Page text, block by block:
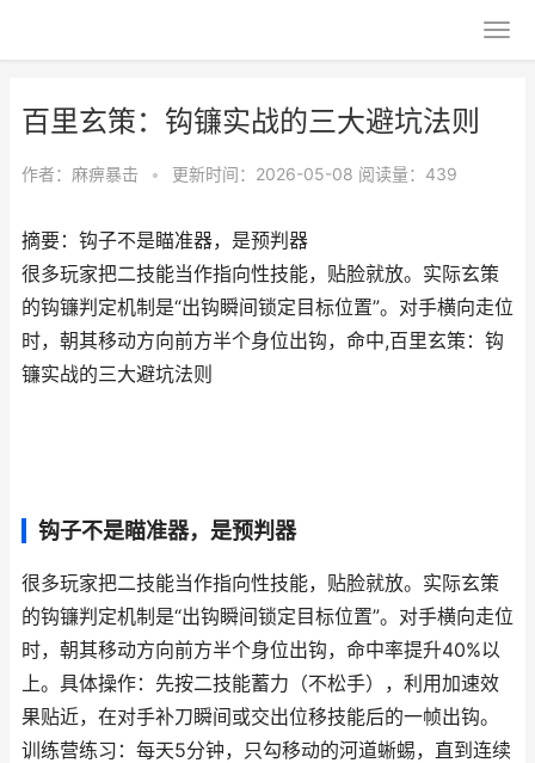
百里玄策：钩镰实战的三大避坑法则
作者： 麻痹暴击 • 更新时间：2026-05-08 阅读量：439
摘要：钩子不是瞄准器，是预判器
很多玩家把二技能当作指向性技能，贴脸就放。实际玄策
的钩镰判定机制是“出钩瞬间锁定目标位置”。对手横向走位
时，朝其移动方向前方半个身位出钩，命中,百里玄策：钩
镰实战的三大避坑法则
钩子不是瞄准器，是预判器
很多玩家把二技能当作指向性技能，贴脸就放。实际玄策
的钩镰判定机制是“出钩瞬间锁定目标位置”。对手横向走位
时，朝其移动方向前方半个身位出钩，命中率提升40%以
上。具体操作：先按二技能蓄力（不松手），利用加速效
果贴近，在对手补刀瞬间或交出位移技能后的一帧出钩。
训练营练习：每天5分钟，只勾移动的河道蜥蜴，直到连续